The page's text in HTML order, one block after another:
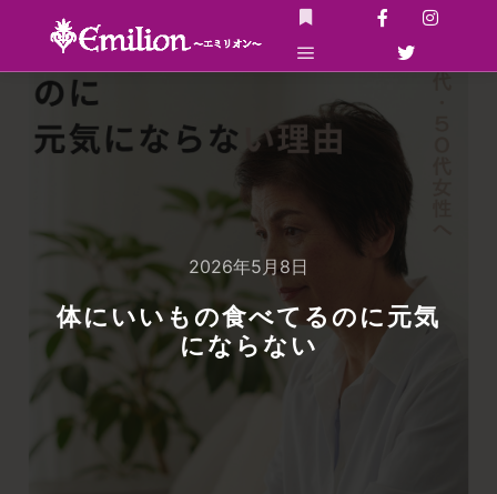
詳細
2026年5月8日
体にいいもの食べてるのに元気
にならない